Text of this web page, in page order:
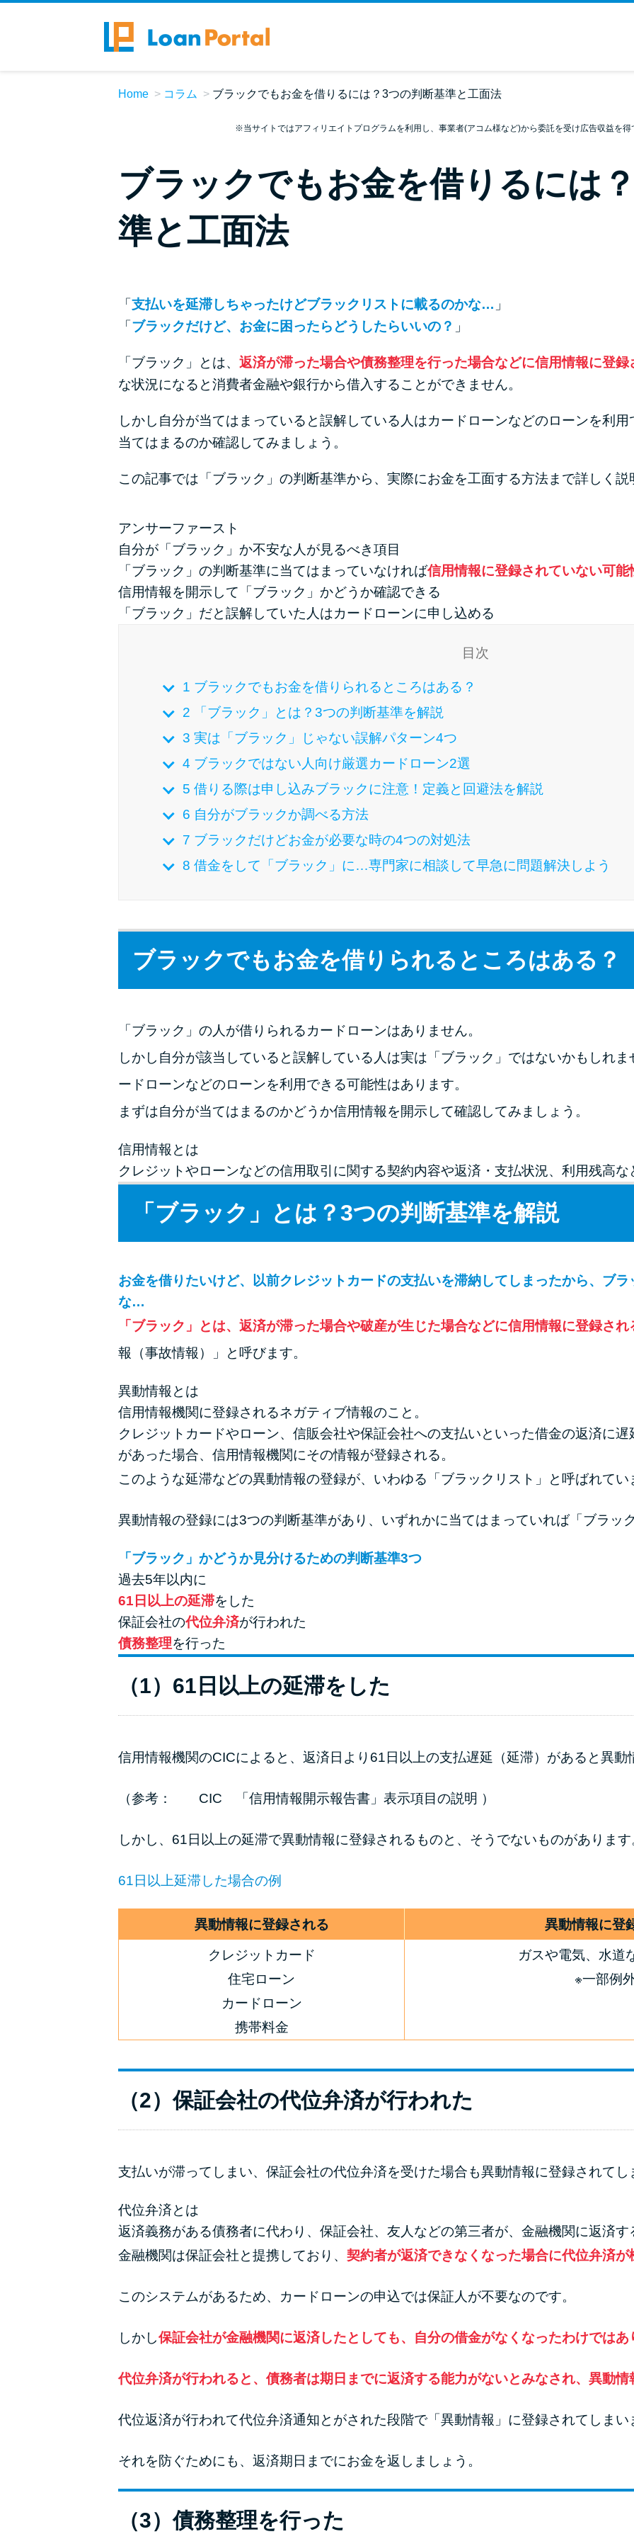
Home コラム ブラックでもお金を借りるには？3つの判断基準と工面法
※当サイトではアフィリエイトプログラムを利用し、事業者(アコム様など)から委託を受け広告収益を得
ブラックでもお金を借りるには
準と工面法
「支払いを延滞しちゃったけどブラックリストに載るのかな… 」
「ブラックだけど、お金に困ったらどうしたらいいの？ 」
「ブラック」とは、 返済が滞った場合や債務整理を行った場合などに信用情報に登録
な状況になると消費者金融や銀行から借入することができません。
しかし自分が当てはまっていると誤解している人はカードローンなどのローンを利
当てはまるのか確認してみましょう。
この記事では「ブラック」の判断基準から、実際にお金を工面する方法まで詳しく説
アンサーファースト
自分が「ブラック」か不安な人が見るべき項目
「ブラック」の判断基準に当てはまっていなければ信用情報に登録されていない可能
信用情報を開示して「ブラック」かどうか確認できる
「ブラック」だと誤解していた人はカードローンに申し込める
目次
1 ブラックでもお金を借りられるところはある？
2 「ブラック」とは？3つの判断基準を解説
3 実は「ブラック」じゃない誤解パターン4つ
4 ブラックではない人向け厳選カードローン2選
5 借りる際は申し込みブラックに注意！定義と回避法を解説
6 自分がブラックか調べる方法
7 ブラックだけどお金が必要な時の4つの対処法
8 借金をして「ブラック」に…専門家に相談して早急に問題解決しよう
ブラックでもお金を借りられるところはある？
「ブラック」の人が借りられるカードローンはありません。
しかし自分が該当していると誤解している人は実は「ブラック」ではないかもしれ
ードローンなどのローンを利用できる可能性はあります。
まずは自分が当てはまるのかどうか信用情報を開示して確認してみましょう。
信用情報とは
クレジットやローンなどの信用取引に関する契約内容や返済・支払状況、利用残高な
「ブラック」とは？3つの判断基準を解説
お金を借りたいけど、以前クレジットカードの支払いを滞納してしまったから、ブ
な…
「ブラック」とは、返済が滞った場合や破産が生じた場合などに信用情報に登録され
報（事故情報）」と呼びます。
異動情報とは
信用情報機関に登録されるネガティブ情報のこと。
クレジットカードやローン、信販会社や保証会社への支払いといった借金の返済に
があった場合、信用情報機関にその情報が登録される。
このような延滞などの異動情報の登録が、いわゆる「ブラックリスト」と呼ばれてい
異動情報の登録には3つの判断基準があり、いずれかに当てはまっていれば「ブラッ
「ブラック」かどうか見分けるための判断基準3つ
過去5年以内に
61日以上の延滞をした
保証会社の代位弁済が行われた
債務整理を行った
（1）61日以上の延滞をした
信用情報機関のCICによると、返済日より61日以上の支払遅延（延滞）があると異動
（参考： CIC 「信用情報開示報告書」表示項目の説明 ）
しかし、61日以上の延滞で異動情報に登録されるものと、そうでないものがあります
61日以上延滞した場合の例
異動情報に登録される 異動情報に登
クレジットカード
住宅ローン
カードローン
携帯料金
ガスや電気、水道
※一部例
（2）保証会社の代位弁済が行われた
支払いが滞ってしまい、保証会社の代位弁済を受けた場合も異動情報に登録されてし
代位弁済とは
返済義務がある債務者に代わり、保証会社、友人などの第三者が、金融機関に返済す
金融機関は保証会社と提携しており、 契約者が返済できなくなった場合に代位弁済が
このシステムがあるため、カードローンの申込では保証人が不要なのです。
しかし保証会社が金融機関に返済したとしても、自分の借金がなくなったわけではあ
代位弁済が行われると、債務者は期日までに返済する能力がないとみなされ、異動
代位返済が行われて代位弁済通知とがされた段階で「異動情報」に登録されてしまい
それを防ぐためにも、返済期日までにお金を返しましょう。
（3）債務整理を行った